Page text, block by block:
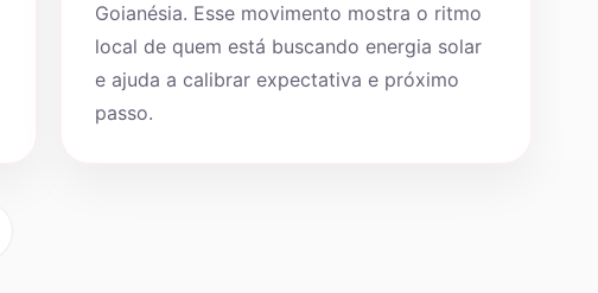
Goianésia. Esse movimento mostra o ritmo
local de quem está buscando energia solar
e ajuda a calibrar expectativa e próximo
passo.